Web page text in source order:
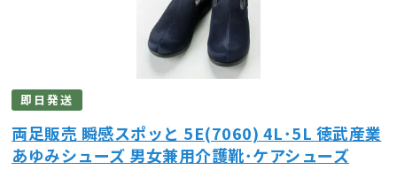
即日発送
両足販売 瞬感スポッと 5E(7060) 4L･5L 徳武産業
あゆみシューズ 男女兼用介護靴･ケアシューズ